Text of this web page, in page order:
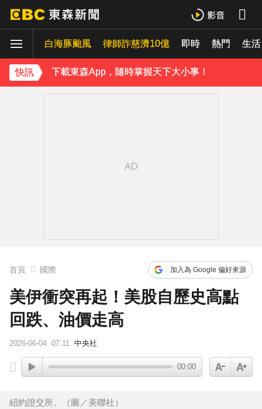
白海豚颱風 律師詐慈濟10億 即時 熱門 生活
快訊
下載東森App，隨時掌握天下大小事！
《理財達人秀》X 安聯投信免費講座報名中！搶先卡位 2027
下載東森App，隨時掌握天下大小事！
首頁 國際 加入為 Google 偏好來源
美伊衝突再起！美股自歷史高點
回跌、油價走高
2026-06-04 07:11 中央社
00:00
紐約證交所。（圖／美聯社）